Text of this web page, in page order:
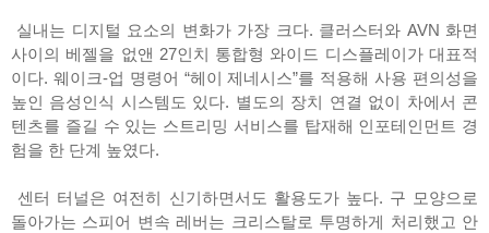
실내는 디지털 요소의 변화가 가장 크다. 클러스터와 AVN 화면
사이의 베젤을 없앤 27인치 통합형 와이드 디스플레이가 대표적
이다. 웨이크-업 명령어 “헤이 제네시스”를 적용해 사용 편의성을
높인 음성인식 시스템도 있다. 별도의 장치 연결 없이 차에서 콘
텐츠를 즐길 수 있는 스트리밍 서비스를 탑재해 인포테인먼트 경
험을 한 단계 높였다.
센터 터널은 여전히 신기하면서도 활용도가 높다. 구 모양으로
돌아가는 스피어 변속 레버는 크리스탈로 투명하게 처리했고 안